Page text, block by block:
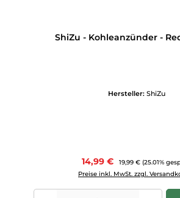
ShiZu - Kohleanzünder -
Hersteller: ShiZu
Verkaufspreis:
14,99 € Regulärer Preis:
19,99 € (25.01%
Preise inkl. MwSt. zzgl.
Produkt Anzahl: Gib den gewünschten